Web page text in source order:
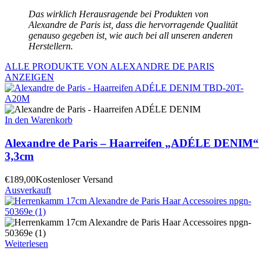
Das wirklich Herausragende bei Produkten von
Alexandre de Paris ist, dass die hervorragende Qualität
genauso gegeben ist, wie auch bei all unseren anderen
Herstellern.
ALLE PRODUKTE VON ALEXANDRE DE PARIS
ANZEIGEN
In den Warenkorb
Alexandre de Paris – Haarreifen „ADÉLE DENIM“
3,3cm
€189,00Kostenloser Versand
Ausverkauft
Weiterlesen